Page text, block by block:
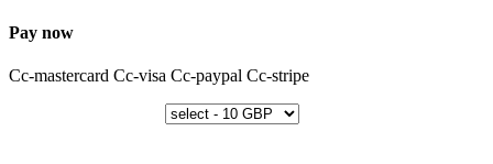
Pay now
Cc-mastercard Cc-visa Cc-paypal Cc-stripe